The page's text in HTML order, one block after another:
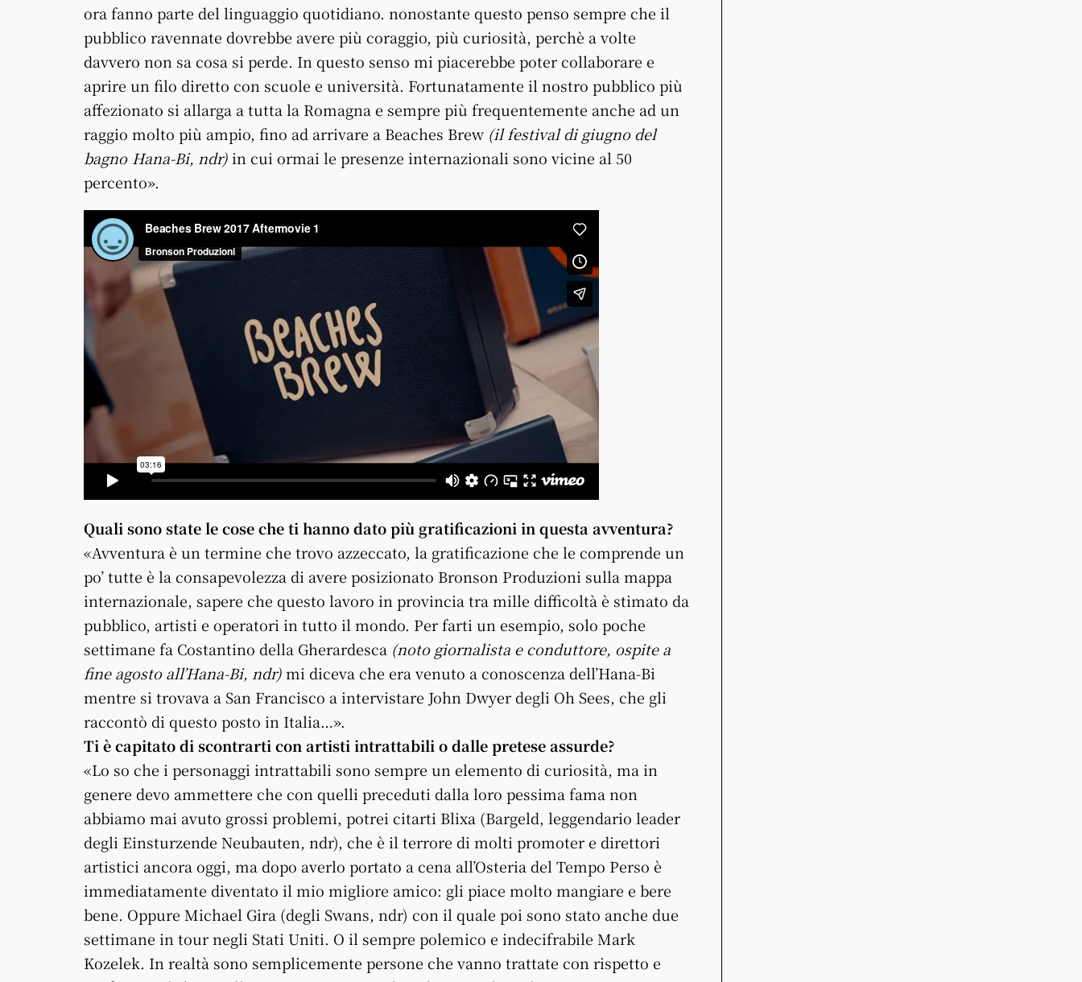
ora fanno parte del linguaggio quotidiano. nonostante questo penso sempre che il
pubblico ravennate dovrebbe avere più coraggio, più curiosità, perchè a volte
davvero non sa cosa si perde. In questo senso mi piacerebbe poter collaborare e
aprire un filo diretto con scuole e università. Fortunatamente il nostro pubblico più
affezionato si allarga a tutta la Romagna e sempre più frequentemente anche ad un
raggio molto più ampio, fino ad arrivare a Beaches Brew (il festival di giugno del
bagno Hana-Bi, ndr)in cui ormai le presenze internazionali sono vicine al 50
percento».
Quali sono state le cose che ti hanno dato più gratificazioni in questa avventura?
«Avventura è un termine che trovo azzeccato, la gratificazione che le comprende un
po’ tutte è la consapevolezza di avere posizionato Bronson Produzioni sulla mappa
internazionale, sapere che questo lavoro in provincia tra mille difficoltà è stimato da
pubblico, artisti e operatori in tutto il mondo. Per farti un esempio, solo poche
settimane fa Costantino della Gherardesca (noto giornalista e conduttore, ospite a
fine agosto all’Hana-Bi, ndr)mi diceva che era venuto a conoscenza dell’Hana-Bi
mentre si trovava a San Francisco a intervistare John Dwyer degli Oh Sees, che gli
raccontò di questo posto in Italia…».
Ti è capitato di scontrarti con artisti intrattabili o dalle pretese assurde?
«Lo so che i personaggi intrattabili sono sempre un elemento di curiosità, ma in
genere devo ammettere che con quelli preceduti dalla loro pessima fama non
abbiamo mai avuto grossi problemi, potrei citarti Blixa (Bargeld, leggendario leader
degli Einsturzende Neubauten, ndr), che è il terrore di molti promoter e direttori
artistici ancora oggi, ma dopo averlo portato a cena all’Osteria del Tempo Perso è
immediatamente diventato il mio migliore amico: gli piace molto mangiare e bere
bene. Oppure Michael Gira (degli Swans, ndr) con il quale poi sono stato anche due
settimane in tour negli Stati Uniti. O il sempre polemico e indecifrabile Mark
Kozelek. In realtà sono semplicemente persone che vanno trattate con rispetto e